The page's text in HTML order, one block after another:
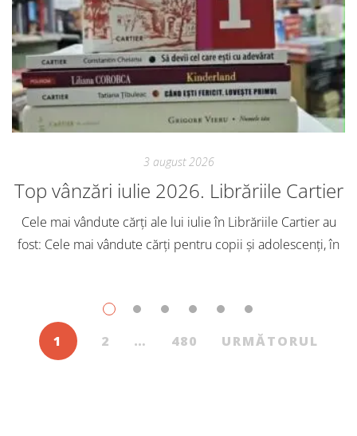
3 august 2026
Top vânzări iulie 2026. Librăriile Cartier
Cele mai vândute cărți ale lui iulie în Librăriile Cartier au
fost: Cele mai vândute cărți pentru copii și adolescenți, în
1 2 … 480 URMĂTORUL